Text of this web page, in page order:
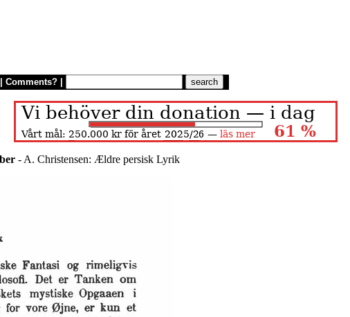
Comments?
- A. Christensen: Ældre persisk Lyrik